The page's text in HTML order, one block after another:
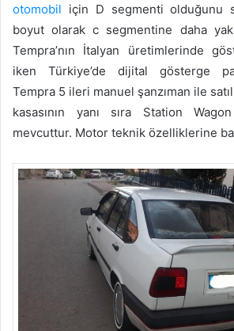
otomobil için D segmenti olduğunu
boyut olarak c segmentine daha
Tempra’nın İtalyan üretimlerinde
iken Türkiye’de dijital gösterge
Tempra 5 ileri manuel şanzıman ile
kasasının yanı sıra Station
mevcuttur. Motor teknik özelliklerine